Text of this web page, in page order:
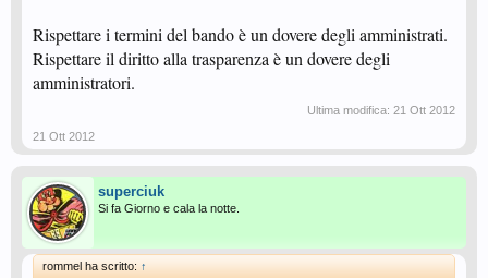
Rispettare i termini del bando è un dovere degli amministrati.
Rispettare il diritto alla trasparenza è un dovere degli
amministratori.
Ultima modifica: 21 Ott 2012
21 Ott 2012
superciuk
Si fa Giorno e cala la notte.
rommel ha scritto: ↑